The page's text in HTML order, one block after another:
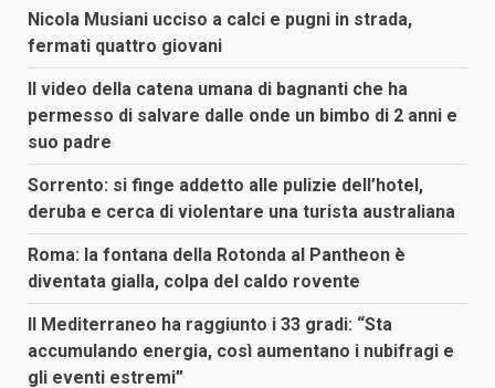
Nicola Musiani ucciso a calci e pugni in strada,
fermati quattro giovani
Il video della catena umana di bagnanti che ha
permesso di salvare dalle onde un bimbo di 2 anni e
suo padre
Sorrento: si finge addetto alle pulizie dell’hotel,
deruba e cerca di violentare una turista australiana
Roma: la fontana della Rotonda al Pantheon è
diventata gialla, colpa del caldo rovente
Il Mediterraneo ha raggiunto i 33 gradi: “Sta
accumulando energia, così aumentano i nubifragi e
gli eventi estremi”